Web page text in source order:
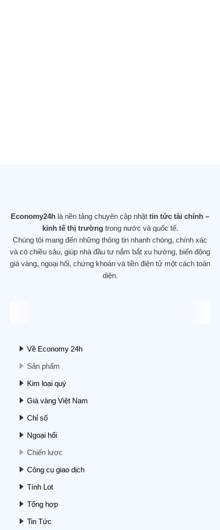
12/11/2025
Economy24h là nền tảng chuyên cập nhật tin tức tài chính –
kinh tế thị trườngtrong nước và quốc tế.
Chúng tôi mang đến những thông tin nhanh chóng, chính xác
và có chiều sâu, giúp nhà đầu tư nắm bắt xu hướng, biến động
giá vàng, ngoại hối, chứng khoán và tiền điện tử một cách toàn
diện.
Về Economy 24h
Sản phẩm
Kim loại quý
Giá vàng Việt Nam
Chỉ số
Ngoại hối
Chiến lược
Công cụ giao dịch
Tính Lot
Tổng hợp
Tin Tức